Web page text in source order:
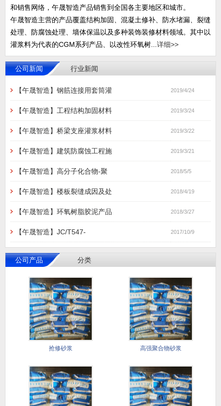
和销售网络，午晟智造产品销售到全国各主要地区和城市。
午晟智造主营的产品覆盖结构加固、混凝土修补、防水堵漏、裂缝
处理、防腐蚀处理、墙体保温以及多种装饰装修材料领域。其中以
灌浆料为代表的CGM系列产品、以改性环氧树...详细>>
公司新闻 行业新闻
【午晟智造】钢筋连接用套筒灌 2019/4/24
【午晟智造】工程结构加固材料 2019/3/24
【午晟智造】桥梁支座灌浆材料 2019/3/22
【午晟智造】建筑防腐蚀工程施 2019/3/21
【午晟智造】高分子化合物-聚 2018/5/5
【午晟智造】楼板裂缝成因及处 2018/4/19
【午晟智造】环氧树脂胶泥产品 2018/3/27
【午晟智造】JC/T547- 2017/10/9
公司产品 分类
抢修砂浆 高强聚合物砂浆